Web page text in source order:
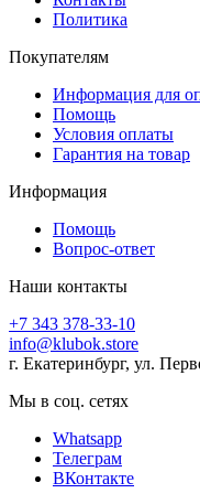
Политика
Покупателям
Информация для
Помощь
Условия оплаты
Гарантия на товар
Информация
Помощь
Вопрос-ответ
Наши контакты
+7 343 378-33-10
info@klubok.store
г. Екатеринбург, ул.
Мы в соц. сетях
Whatsapp
Телеграм
ВКонтакте